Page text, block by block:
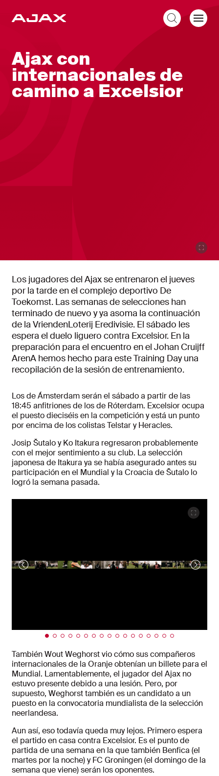
Ajax con
internacionales de
camino a Excelsior
Los jugadores del Ajax se entrenaron el jueves
por la tarde en el complejo deportivo De
Toekomst. Las semanas de selecciones han
terminado de nuevo y ya asoma la continuación
de la VriendenLoterij Eredivisie. El sábado les
espera el duelo liguero contra Excelsior. En la
preparación para el encuentro en el Johan Cruijff
ArenA hemos hecho para este Training Day una
recopilación de la sesión de entrenamiento.
Los de Ámsterdam serán el sábado a partir de las
18:45 anfitriones de los de Róterdam. Excelsior ocupa
el puesto dieciséis en la competición y está un punto
por encima de los colistas Telstar y Heracles.
Josip Šutalo y Ko Itakura regresaron probablemente
con el mejor sentimiento a su club. La selección
japonesa de Itakura ya se había asegurado antes su
participación en el Mundial y la Croacia de Šutalo lo
logró la semana pasada.
También Wout Weghorst vio cómo sus compañeros
internacionales de la Oranje obtenían un billete para el
Mundial. Lamentablemente, el jugador del Ajax no
estuvo presente debido a una lesión. Pero, por
supuesto, Weghorst también es un candidato a un
puesto en la convocatoria mundialista de la selección
neerlandesa.
Aun así, eso todavía queda muy lejos. Primero espera
el partido en casa contra Excelsior. Es el punto de
partida de una semana en la que también Benfica (el
martes por la noche) y FC Groningen (el domingo de la
semana que viene) serán los oponentes.